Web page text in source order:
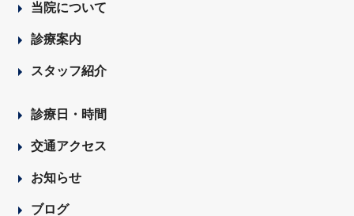
当院について
診療案内
スタッフ紹介
診療日・時間
交通アクセス
お知らせ
ブログ